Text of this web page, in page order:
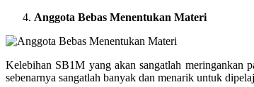
Anggota Bebas Menentukan Materi
Kelebihan SB1M yang akan sangatlah meringankan
sebenarnya sangatlah banyak dan menarik untuk